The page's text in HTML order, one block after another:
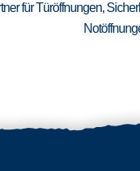
für Türöffnungen,